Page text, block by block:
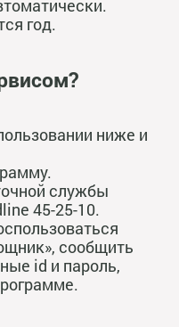
год.
ниже и
службы
45-25-10.
сообщить
id и пароль,